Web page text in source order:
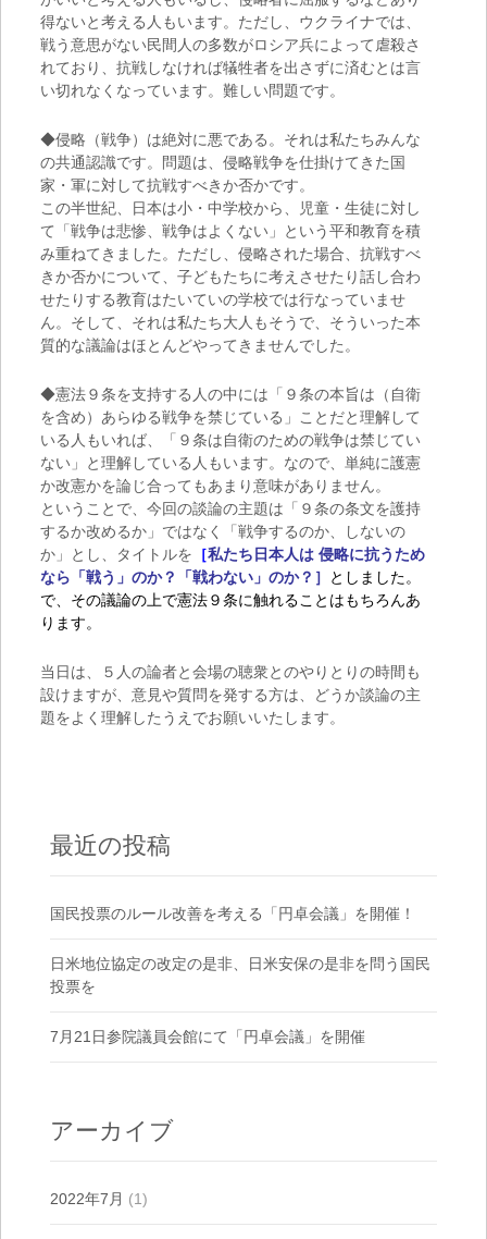
得ないと考える人もいます。ただし、ウクライナでは、
戦う意思がない民間人の多数がロシア兵によって虐殺さ
れており、抗戦しなければ犠牲者を出さずに済むとは言
い切れなくなっています。難しい問題です。
◆侵略（戦争）は絶対に悪である。それは私たちみんな
の共通認識です。問題は、侵略戦争を仕掛けてきた国
家・軍に対して抗戦すべきか否かです。
この半世紀、日本は小・中学校から、児童・生徒に対し
て「戦争は悲惨、戦争はよくない」という平和教育を積
み重ねてきました。ただし、侵略された場合、抗戦すべ
きか否かについて、子どもたちに考えさせたり話し合わ
せたりする教育はたいていの学校では行なっていませ
ん。そして、それは私たち大人もそうで、そういった本
質的な議論はほとんどやってきませんでした。
◆憲法９条を支持する人の中には「９条の本旨は（自衛
を含め）あらゆる戦争を禁じている」ことだと理解して
いる人もいれば、「９条は自衛のための戦争は禁じてい
ない」と理解している人もいます。なので、単純に護憲
か改憲かを論じ合ってもあまり意味がありません。
ということで、今回の談論の主題は「９条の条文を護持
するか改めるか」ではなく「戦争するのか、しないの
か」とし、タイトルを ［私たち日本人は 侵略に抗うため
なら 「戦う」のか？「戦わない」のか？］
としました。
で、その議論の上で憲法９条に触れることはもちろんあ
ります。
当日は、５人の論者と会場の聴衆とのやりとりの時間も
設けますが、意見や質問を発する方は、どうか談論の主
題をよく理解したうえでお願いいたします。
最近の投稿
国民投票のルール改善を考える「円卓会議」を開催！
日米地位協定の改定の是非、日米安保の是非を問う国民
投票を
7月21日参院議員会館にて「円卓会議」を開催
アーカイブ
2022年7月 (1)